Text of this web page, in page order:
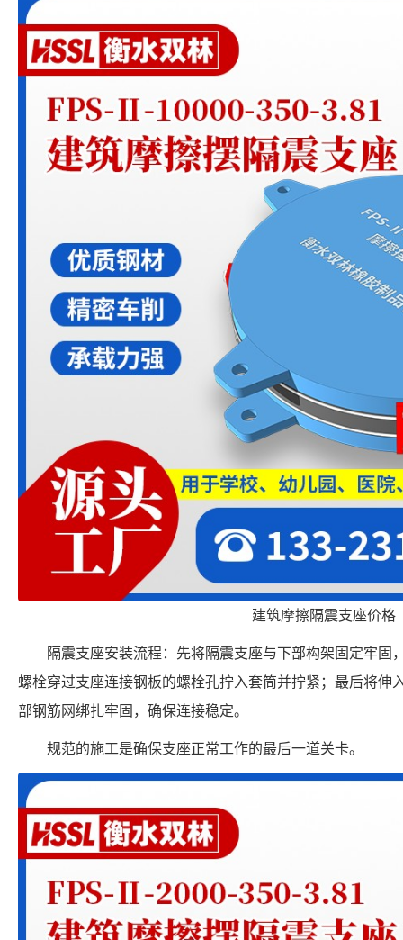
建筑摩擦隔震支座价格
隔震支座安装流程：先将隔震支座与下部构架固定牢固
螺栓穿过支座连接钢板的螺栓孔拧入套筒并拧紧；最后将伸
部钢筋网绑扎牢固，确保连接稳定。
规范的施工是确保支座正常工作的最后一道关卡。